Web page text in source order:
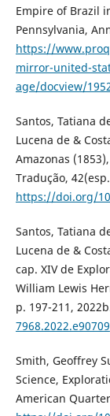
Empire of Brazil
Pennsylvania,
https://
mirror-united-
age/docview/
Santos, Tatiana
Lucena de &
Amazonas
Tradução,
https://doi.org/
Santos, Tatiana
Lucena de &
cap. XIV de
William Lewis
p. 197-211,
7968.2022.e90709
Smith, Geoffrey
Science,
American